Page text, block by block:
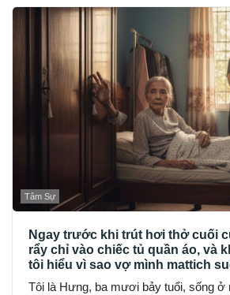
Tâm Sự
Ngay trước khi trút hơi thở cuối
rẩy chỉ vào chiếc tủ quần áo, và
tôi hiểu vì sao vợ mình mattich
Tôi là Hưng, ba mươi bảy tuổi, sống ở